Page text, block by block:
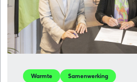
Warmte Samenwerking